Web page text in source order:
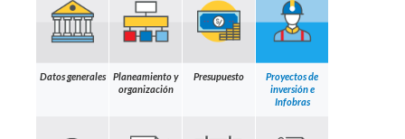
Datos generales
Planeamiento y
organización
Presupuesto
Proyectos de
inversión e
Infobras